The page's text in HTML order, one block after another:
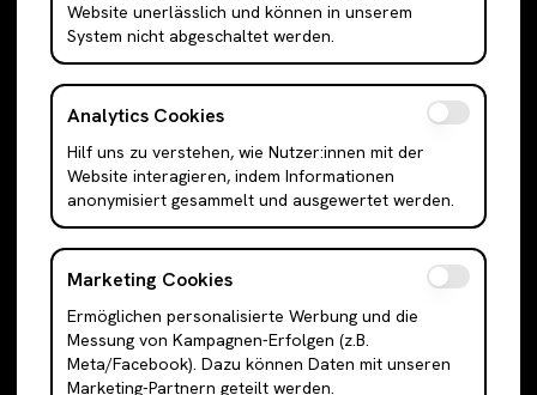
Schulterfreie Oberteile
Boleros & Shrugs
Anzugwesten & Polunder
Langarm Oberteile
Bodysuits
Outerwear
Jacken
Cardigans
Blazer
Mäntel & Trenchcoats
Puffer & Bomber Jacken
Midi Röcke
Kleider
Midi Kleider
Maxi Kleider
Abendkleider
Tanktops
Anzüge
Sneakers
Website unerlässlich und können in unserem
System nicht abgeschaltet werden.
Analytics Cookies
Hilf uns zu verstehen, wie Nutzer:innen mit der
Website interagieren, indem Informationen
anonymisiert gesammelt und ausgewertet werden.
Marketing Cookies
Ermöglichen personalisierte Werbung und die
Messung von Kampagnen-Erfolgen (z.B.
Meta/Facebook). Dazu können Daten mit unseren
Marketing-Partnern geteilt werden.